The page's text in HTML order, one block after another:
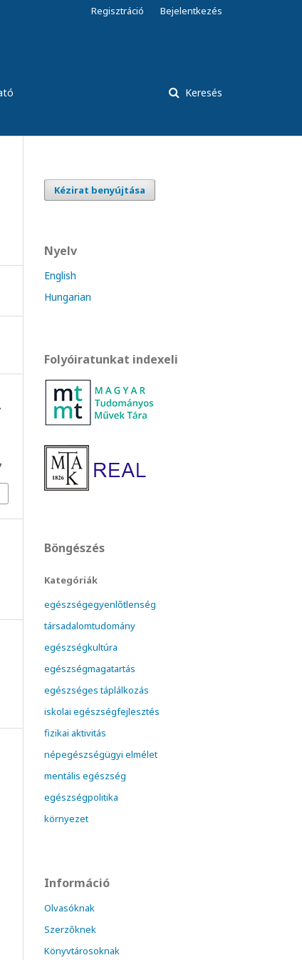
Keresés
Regisztráció Bejelentkezés
Kézirat benyújtása
Nyelv
English
Hungarian
Folyóiratunkat indexeli
Böngészés
Kategóriák
egészségegyenlőtlenség
társadalomtudomány
egészségkultúra
egészségmagatartás
egészséges táplálkozás
iskolai egészségfejlesztés
fizikai aktivitás
népegészségügyi elmélet
mentális egészség
egészségpolitika
környezet
Információ
Olvasóknak
Szerzőknek
Könyvtárosoknak